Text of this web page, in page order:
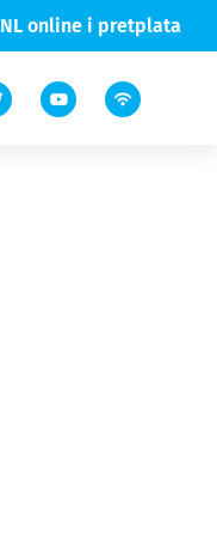
NL online i pretplata